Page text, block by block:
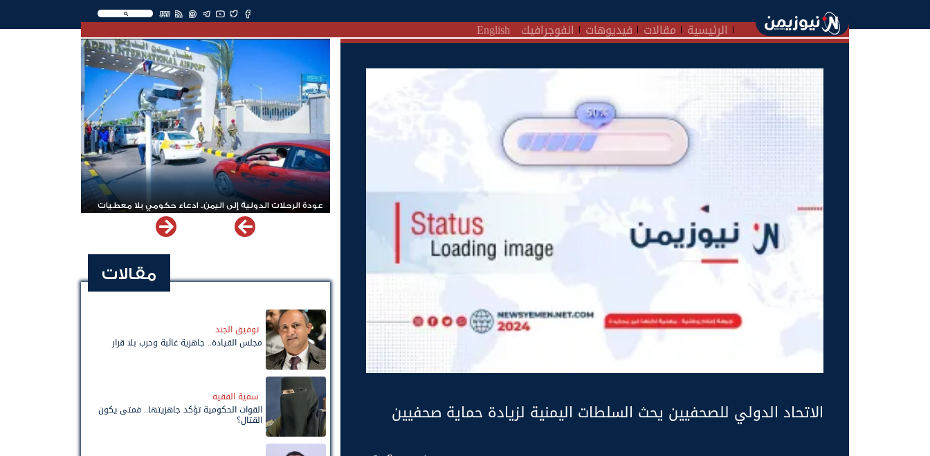
EN
الرئيسية مقالات فيديوهات انفوجرافيك English
الاتحاد الدولي للصحفيين يحث السلطات اليمنية لزيادة حماية صحفيين
عودة الرحلات الدولية إلى اليمن.. ادعاء حكومي بلا معطيات
مقالات
توفيق الجند
مجلس القيادة.. جاهزية غائبة وحرب بلا قرار
سمية الفقيه
القوات الحكومية تؤكد جاهزيتها.. فمتى يكون
القتال؟